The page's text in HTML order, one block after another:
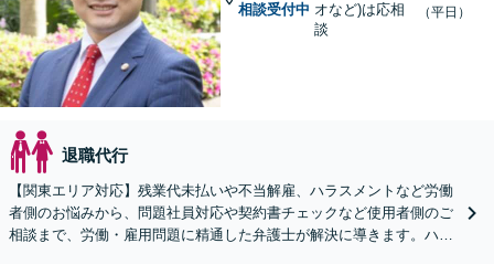
相談受付中 オなど)は応相
談
（平日）
退職代行
【関東エリア対応】残業代未払いや不当解雇、ハラスメントなど労働
者側のお悩みから、問題社員対応や契約書チェックなど使用者側のご
相談まで、労働・雇用問題に精通した弁護士が解決に導きます。ハラ